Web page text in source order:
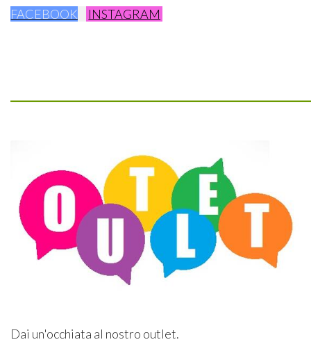
FACEBOOK INSTAGRAM
Dai un'occhiata al nostro outlet.